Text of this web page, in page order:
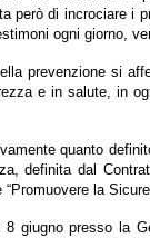
però di incrociare i
ogni giorno,
prevenzione si
e in salute, in
quanto
definita dal
la
giugno presso la